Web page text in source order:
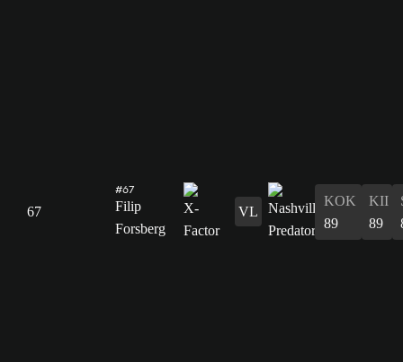
67
#67
Filip
Forsberg
VL
KOK
89
KII
89